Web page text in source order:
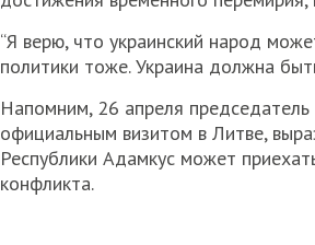
“Я верю, что украинский народ
политики тоже. Украина должна
Напомним, 26 апреля
официальным визитом в Литве,
Республики Адамкус может
конфликта.